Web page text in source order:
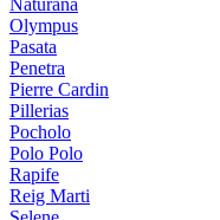
Naturana
Olympus
Pasata
Penetra
Pierre Cardin
Pillerias
Pocholo
Polo Polo
Rapife
Reig Marti